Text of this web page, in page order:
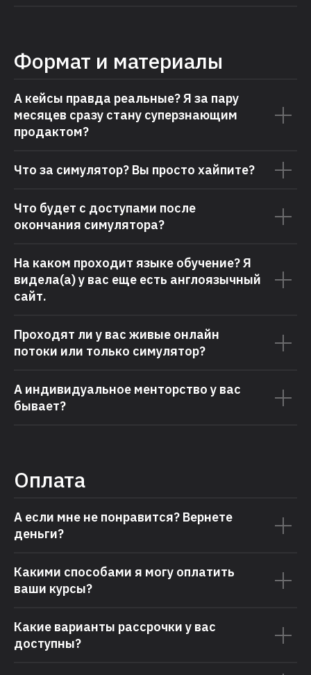
Формат и материалы
А кейсы правда реальные? Я за пару
месяцев сразу стану суперзнающим
продактом?
Что за симулятор? Вы просто хайпите?
Что будет с доступами после
окончания симулятора?
На каком проходит языке обучение? Я
видела(а) у вас еще есть англоязычный
сайт.
Проходят ли у вас живые онлайн
потоки или только симулятор?
А индивидуальное менторство у вас
бывает?
Оплата
А если мне не понравится? Вернете
деньги?
Какими способами я могу оплатить
ваши курсы?
Какие варианты рассрочки у вас
доступны?